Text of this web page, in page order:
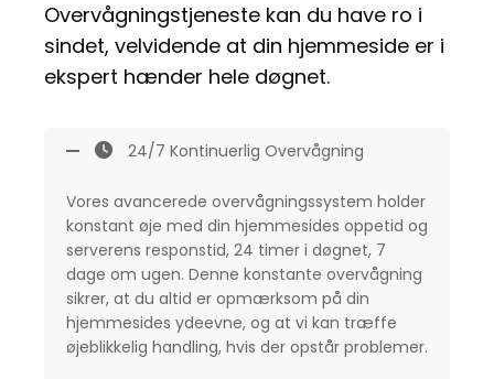
Overvågningstjeneste kan du have ro i
sindet, velvidende at din hjemmeside er i
ekspert hænder hele døgnet.
24/7 Kontinuerlig Overvågning
Vores avancerede overvågningssystem holder
konstant øje med din hjemmesides oppetid og
serverens responstid, 24 timer i døgnet, 7
dage om ugen. Denne konstante overvågning
sikrer, at du altid er opmærksom på din
hjemmesides ydeevne, og at vi kan træffe
øjeblikkelig handling, hvis der opstår problemer.